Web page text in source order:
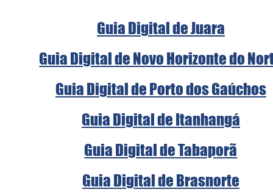
Guia Digital de Juara
Guia Digital de Novo Horizonte do
Guia Digital de Porto dos Gaúchos
Guia Digital de Itanhangá
Guia Digital de Tabaporã
Guia Digital de Brasnorte